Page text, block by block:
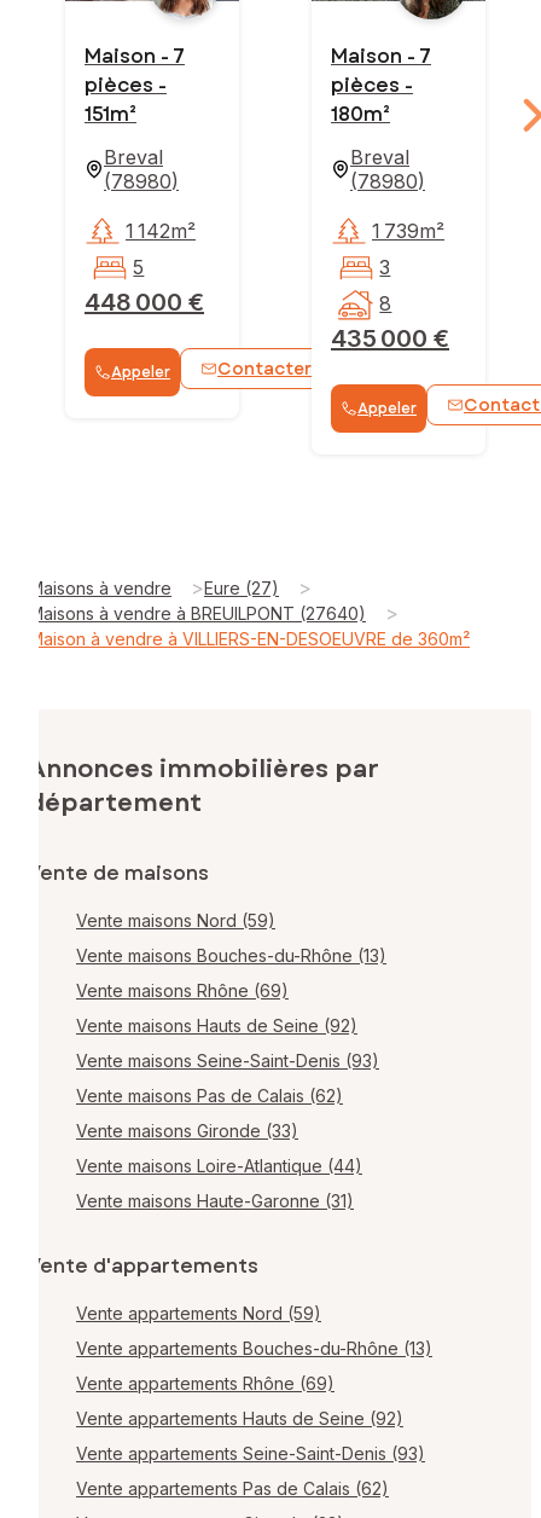
Maison - 7
pièces -
151m²
Breval
(78980)
448 000 €
1 142m²
5
Appeler Contacter
Maison - 7
pièces -
180m²
Breval
(78980)
435 000 €
1 739m²
3
8
Appeler
Maisons à vendre >Eure (27) >
Maisons à vendre à BREUILPONT (27640) >
Maison à vendre à VILLIERS-EN-DESOEUVRE de 360m²
Annonces immobilières par
département
Vente de maisons
Vente maisons Nord (59)
Vente maisons Bouches-du-Rhône (13)
Vente maisons Rhône (69)
Vente maisons Hauts de Seine (92)
Vente maisons Seine-Saint-Denis (93)
Vente maisons Pas de Calais (62)
Vente maisons Gironde (33)
Vente maisons Loire-Atlantique (44)
Vente maisons Haute-Garonne (31)
Vente d'appartements
Vente appartements Nord (59)
Vente appartements Bouches-du-Rhône (13)
Vente appartements Rhône (69)
Vente appartements Hauts de Seine (92)
Vente appartements Seine-Saint-Denis (93)
Vente appartements Pas de Calais (62)